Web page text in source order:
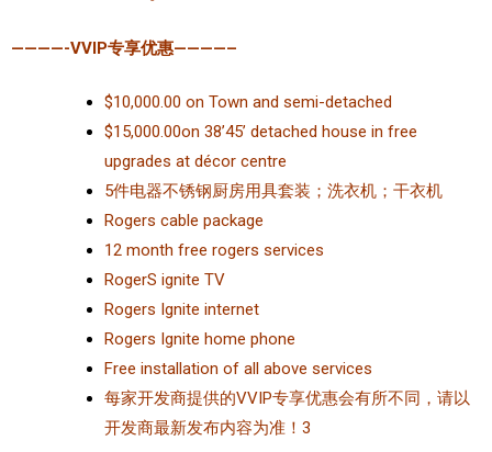
————-VVIP专享优惠————–
$10,000.00 on Town and semi-detached
$15,000.00on 38’45’ detached house in free
upgrades at décor centre
5件电器不锈钢厨房用具套装；洗衣机；干衣机
Rogers cable package
12 month free rogers services
RogerS ignite TV
Rogers Ignite internet
Rogers Ignite home phone
Free installation of all above services
每家开发商提供的VVIP专享优惠会有所不同，请以
开发商最新发布内容为准！3